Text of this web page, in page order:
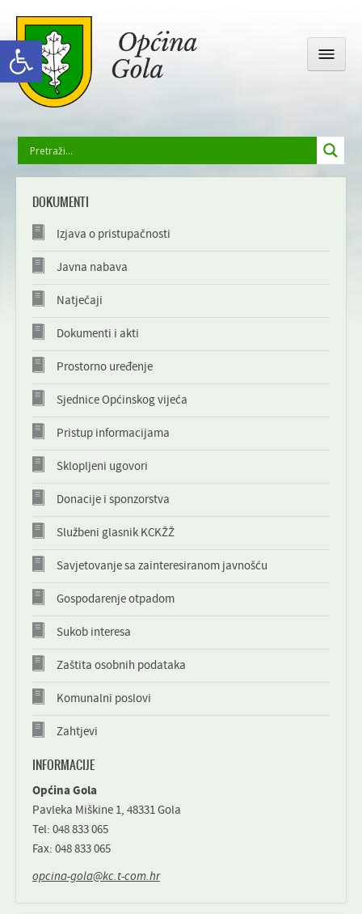
Open toolbar
GOLA I OKOLICA
DOKUMENTI
Izjava o pristupačnosti
Javna nabava
Natječaji
Dokumenti i akti
Prostorno uređenje
Sjednice Općinskog vijeća
Pristup informacijama
Sklopljeni ugovori
Donacije i sponzorstva
Službeni glasnik KCKŽŽ
Savjetovanje sa zainteresiranom javnošću
Gospodarenje otpadom
Sukob interesa
Zaštita osobnih podataka
Komunalni poslovi
Zahtjevi
INFORMACIJE
Općina Gola
Pavleka Miškine 1, 48331 Gola
Tel: 048 833 065
Fax: 048 833 065
opcina-gola@kc.t-com.hr